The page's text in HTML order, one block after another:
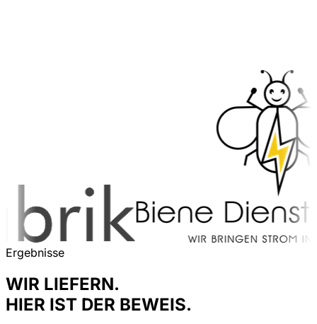
Ergebnisse
WIR LIEFERN.
HIER IST DER BEWEIS.